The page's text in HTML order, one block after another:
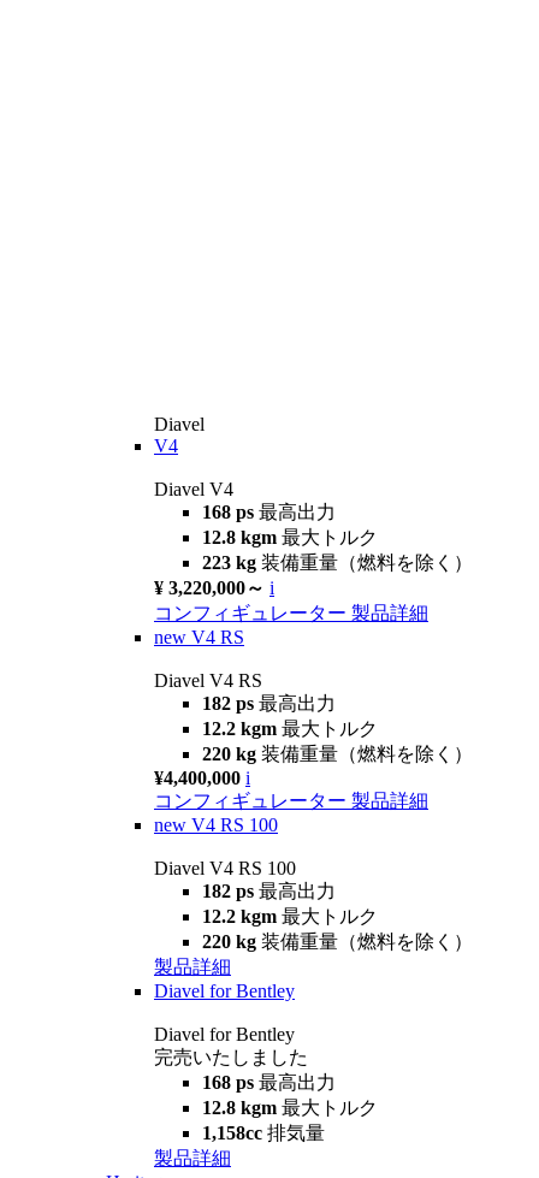
Diavel
V4
Diavel V4
168 ps 最高出力
12.8 kgm 最大トルク
223 kg 装備重量（燃料を除く）
¥ 3,220,000～ i
コンフィギュレーター 製品詳細
new V4 RS
Diavel V4 RS
182 ps 最高出力
12.2 kgm 最大トルク
220 kg 装備重量（燃料を除く）
¥4,400,000 i
コンフィギュレーター 製品詳細
new V4 RS 100
Diavel V4 RS 100
182 ps 最高出力
12.2 kgm 最大トルク
220 kg 装備重量（燃料を除く）
製品詳細
Diavel for Bentley
Diavel for Bentley
完売いたしました
168 ps 最高出力
12.8 kgm 最大トルク
1,158cc 排気量
製品詳細